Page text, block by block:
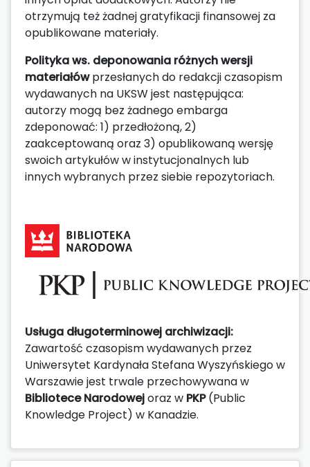
otrzymują też żadnej gratyfikacji finansowej za
opublikowane materiały.
Polityka ws. deponowania różnych wersji
materiałówprzesłanych do redakcji czasopism
wydawanych na UKSW jest następująca:
autorzy mogą bez żadnego embarga
zdeponować: 1) przedłożoną, 2)
zaakceptowaną oraz 3) opublikowaną wersję
swoich artykułów w instytucjonalnych lub
innych wybranych przez siebie repozytoriach.
Usługa długoterminowej archiwizacji:
Zawartość czasopism wydawanych przez
Uniwersytet Kardynała Stefana Wyszyńskiego w
Warszawie jest trwale przechowywana w
Bibliotece Narodowejoraz w PKP(Public
Knowledge Project) w Kanadzie.